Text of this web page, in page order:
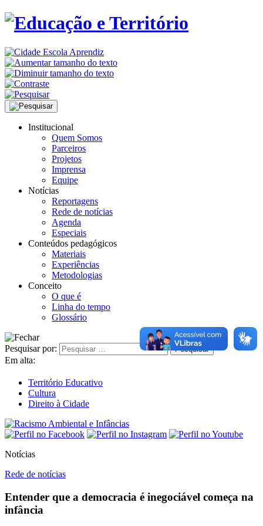
Institucional
Quem Somos
Parceiros
Projetos
Imprensa
Equipe
Notícias
Reportagens
Rede de notícias
Agenda
Especiais
Conteúdos pedagógicos
Materiais
Experiências
Metodologias
Conceito
O que é
Linha do tempo
Glossário
Pesquisar por:
Em alta:
Território Educativo
Cultura
Direito à Cidade
Notícias
Rede de notícias
Entender que a democracia é inegociável começa na
infância